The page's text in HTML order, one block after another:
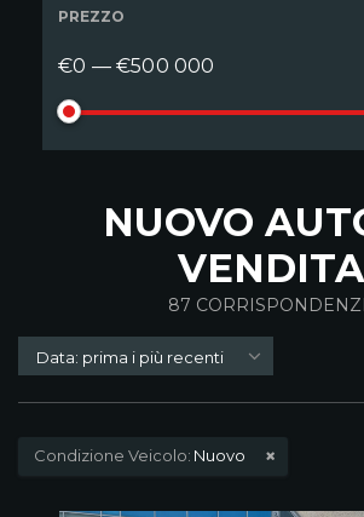
PREZZO
€0 — €500 000
NUOVO
VENDITA
87
Data: prima i più recenti
Condizione Veicolo: Nuovo